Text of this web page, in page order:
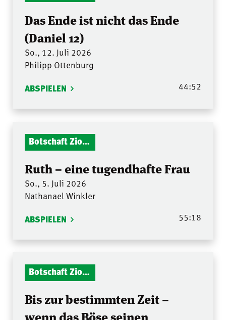
Das Ende ist nicht das Ende
(Daniel 12)
So., 12. Juli 2026
Philipp Ottenburg
ABSPIELEN 44:52
Botschaft Zionshalle
Ruth – eine tugendhafte Frau
So., 5. Juli 2026
Nathanael Winkler
ABSPIELEN 55:18
Botschaft Zionshalle
Bis zur bestimmten Zeit –
wenn das Böse seinen